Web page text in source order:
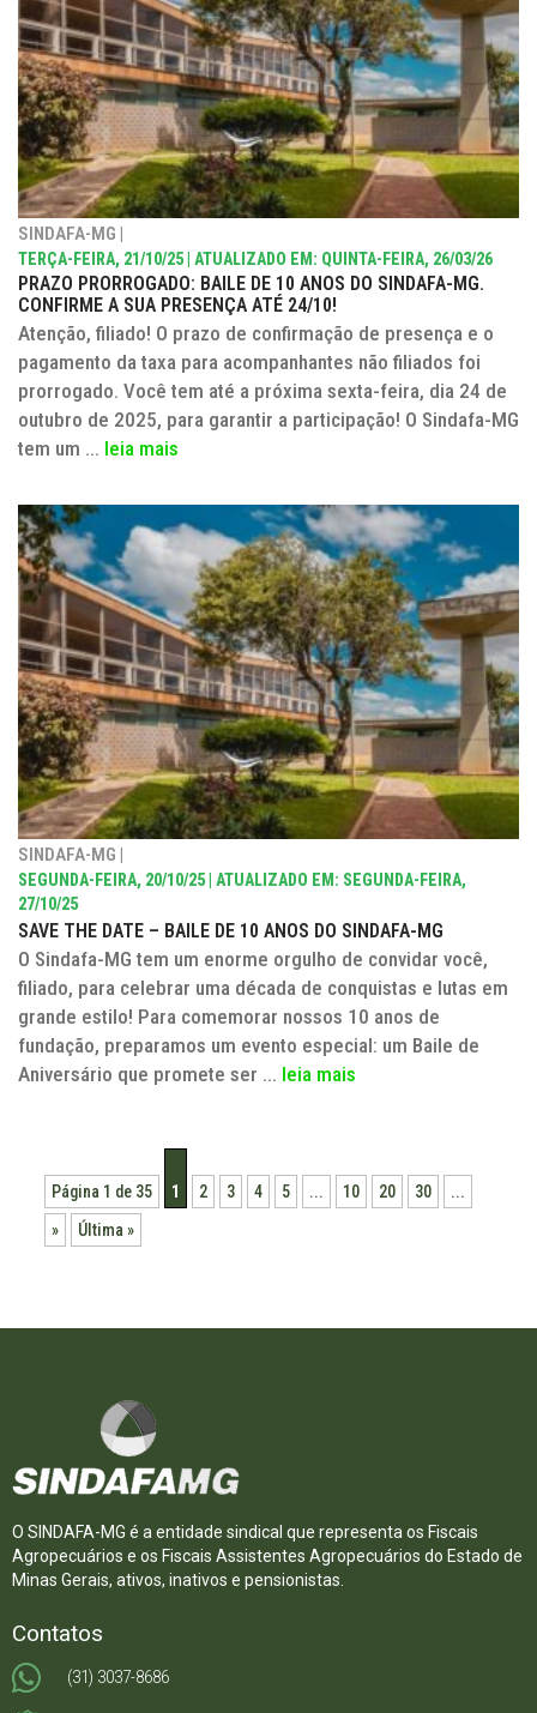
SINDAFA-MG |
TERÇA-FEIRA, 21/10/25 | ATUALIZADO EM: QUINTA-FEIRA, 26/03/26
PRAZO PRORROGADO: BAILE DE 10 ANOS DO SINDAFA-MG.
CONFIRME A SUA PRESENÇA ATÉ 24/10!
Atenção, filiado! O prazo de confirmação de presença e o
pagamento da taxa para acompanhantes não filiados foi
prorrogado. Você tem até a próxima sexta-feira, dia 24 de
outubro de 2025, para garantir a participação! O Sindafa-MG
tem um ... leia mais
SINDAFA-MG |
SEGUNDA-FEIRA, 20/10/25 | ATUALIZADO EM: SEGUNDA-FEIRA,
27/10/25
SAVE THE DATE – BAILE DE 10 ANOS DO SINDAFA-MG
O Sindafa-MG tem um enorme orgulho de convidar você,
filiado, para celebrar uma década de conquistas e lutas em
grande estilo! Para comemorar nossos 10 anos de
fundação, preparamos um evento especial: um Baile de
Aniversário que promete ser ... leia mais
Página 1 de 35 1 2 3 4 5 ... 10 20 30
...
»
Última »
O SINDAFA-MG é a entidade sindical que representa os Fiscais
Agropecuários e os Fiscais Assistentes Agropecuários do Estado de
Minas Gerais, ativos, inativos e pensionistas.
Contatos
(31) 3037-8686